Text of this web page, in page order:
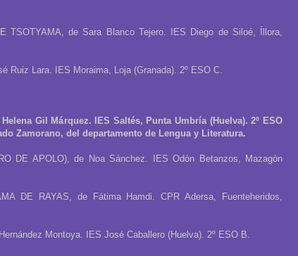
TSOTYAMA, de Sara Blanco Tejero. IES Diego de Siloé, Íllora,
Ruiz Lara. IES Moraima, Loja (Granada). 2º ESO C.
Gil Márquez. IES Saltés, Punta Umbría (Huelva). 2º ESO
Zamorano, del departamento de Lengua y Literatura.
DE APOLO), de Noa Sánchez. IES Odón Betanzos, Mazagón
DE RAYAS, de Fátima Hamdi. CPR Adersa, Fuenteheridos,
Montoya. IES José Caballero (Huelva). 2º ESO B.